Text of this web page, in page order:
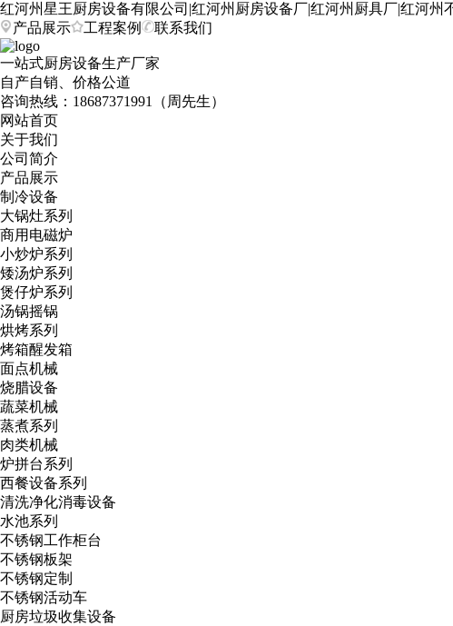
红河州星王厨房设备有限公司|红河州厨房设备厂|红河州厨具厂|红河
产品展示
工程案例 联系我们
一站式厨房设备生产厂家
自产自销、价格公道
咨询热线： 18687371991（周先生）
网站首页
关于我们
公司简介
产品展示
制冷设备
大锅灶系列
商用电磁炉
小炒炉系列
矮汤炉系列
煲仔炉系列
汤锅摇锅
烘烤系列
烤箱醒发箱
面点机械
烧腊设备
蔬菜机械
蒸煮系列
肉类机械
炉拼台系列
西餐设备系列
清洗净化消毒设备
水池系列
不锈钢工作柜台
不锈钢板架
不锈钢定制
不锈钢活动车
厨房垃圾收集设备